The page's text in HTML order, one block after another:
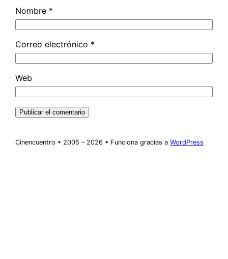
Nombre *
Correo electrónico *
Web
Cinencuentro • 2005 – 2026 • Funciona gracias aWordPress